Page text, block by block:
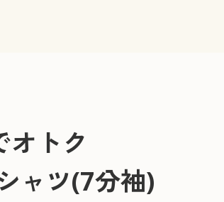
オトク
ャツ(7分袖)